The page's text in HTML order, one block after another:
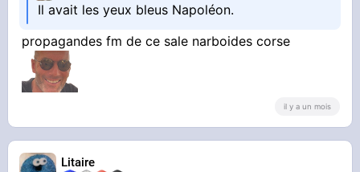
Il avait les yeux bleus Napoléon.
propagandes fm de ce sale narboides corse
il y a un mois
Litaire